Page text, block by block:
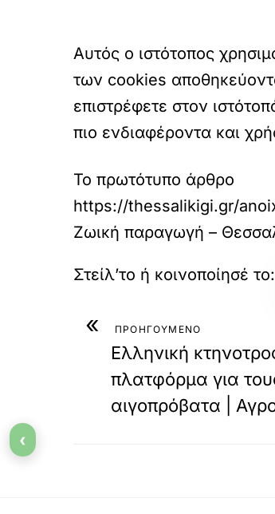
Αυτός ο ιστότοπος
των cookies
επιστρέφετε στον
πιο ενδιαφέροντα και
Το πρωτότυπο άρθρο
https://thessalikigi.gr/
Ζωική παραγωγή –
« ΠΡΟΗΓΟΥΜΕΝΟ
Ελληνική
πλατφόρμα για
αιγοπρόβατα |
‹